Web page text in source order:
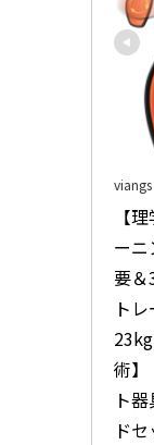
viangs
【
ー
要＆
ト
術】
ト
ド